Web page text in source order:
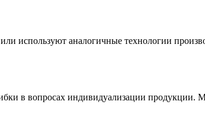
используют аналогичные технологии
в вопросах индивидуализации